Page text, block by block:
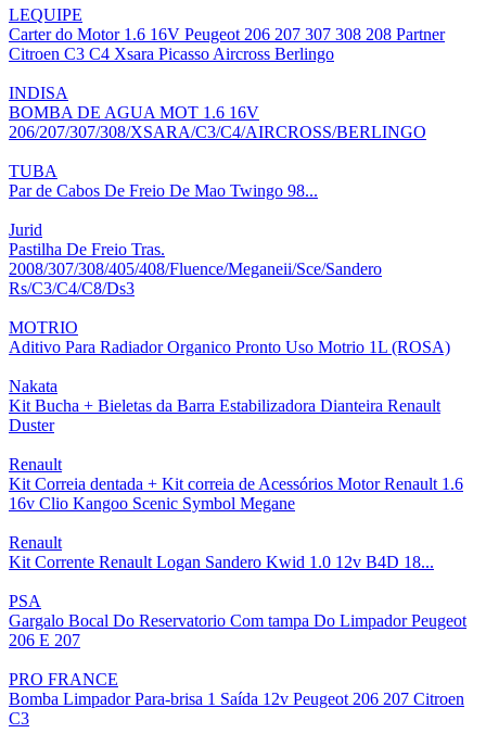
LEQUIPE
Carter do Motor 1.6 16V Peugeot 206 207 307 308 208 Partner
Citroen C3 C4 Xsara Picasso Aircross Berlingo
INDISA
BOMBA DE AGUA MOT 1.6 16V
206/207/307/308/XSARA/C3/C4/AIRCROSS/BERLINGO
TUBA
Par de Cabos De Freio De Mao Twingo 98...
Jurid
Pastilha De Freio Tras.
2008/307/308/405/408/Fluence/Meganeii/Sce/Sandero
Rs/C3/C4/C8/Ds3
MOTRIO
Aditivo Para Radiador Organico Pronto Uso Motrio 1L (ROSA)
Nakata
Kit Bucha + Bieletas da Barra Estabilizadora Dianteira Renault
Duster
Renault
Kit Correia dentada + Kit correia de Acessórios Motor Renault 1.6
16v Clio Kangoo Scenic Symbol Megane
Renault
Kit Corrente Renault Logan Sandero Kwid 1.0 12v B4D 18...
PSA
Gargalo Bocal Do Reservatorio Com tampa Do Limpador Peugeot
206 E 207
PRO FRANCE
Bomba Limpador Para-brisa 1 Saída 12v Peugeot 206 207 Citroen
C3